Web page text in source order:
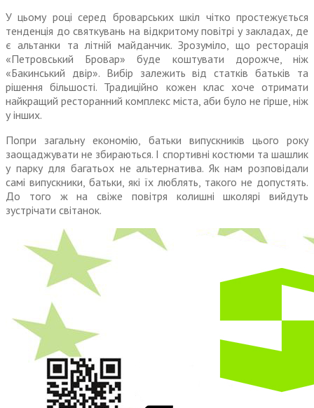
У цьому році серед броварських шкіл чітко простежується
тенденція до святкувань на відкритому повітрі у закладах, де
є альтанки та літній майданчик. Зрозуміло, що ресторація
«Петровський Бровар» буде коштувати дорожче, ніж
«Бакинський двір». Вибір залежить від статків батьків та
рішення більшості. Традиційно кожен клас хоче отримати
найкращий ресторанний комплекс міста, аби було не гірше, ніж
у інших.
Попри загальну економію, батьки випускників цього року
заощаджувати не збираються. І спортивні костюми та шашлик
у парку для багатьох не альтернатива. Як нам розповідали
самі випускники, батьки, які їх люблять, такого не допустять.
До того ж на свіже повітря колишні школярі вийдуть
зустрічати світанок.